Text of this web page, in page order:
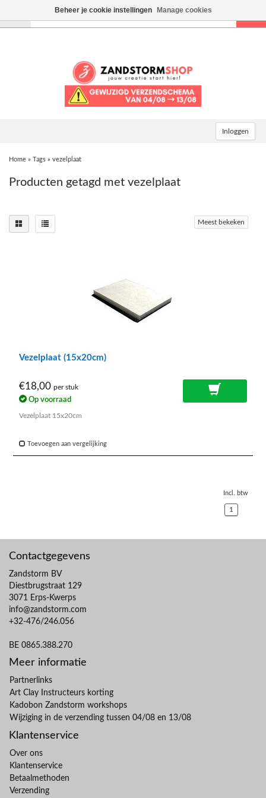
Inloggen
Home » Tags » vezelplaat
Producten getagd met vezelplaat
Meest bekeken
Vezelplaat (15x20cm)
€18,00 per stuk
Op voorraad
Vezelplaat 15x20cm
Toevoegen aan vergelijking
Incl. btw
1
Contactgegevens
Zandstorm BV
Diestbrugstraat 129
3071 Erps-Kwerps
info@zandstorm.com
+32-476/246.056
BE 0865.388.270
Meer informatie
Partnerlinks
Art Clay Instructeurs korting
Kadobon Zandstorm workshops
Wijziging in de verzending tussen 04/08 en 13/08
Klantenservice
Over ons
Klantenservice
Betaalmethoden
Verzending
Beheer je cookie instellingen Manage cookies